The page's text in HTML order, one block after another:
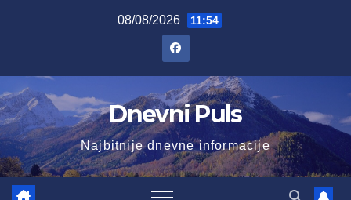
08/08/2026 11:54
Dnevni Puls
Najbitnije dnevne informacije